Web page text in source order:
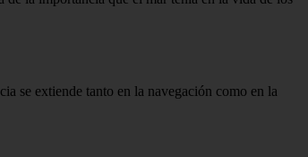
se extiende tanto en la navegación como en la